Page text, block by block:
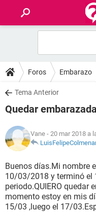
FOROS
SALUD
FAMILIA
NUTRICIÓN
BIENESTAR
SEXUALIDAD
Foros Embarazo
Tema Anterior
Quedar embarazada
Vane - 20 mar 2018 a
Buenos días.Mi nombre
10/03/2018 y terminó el
periodo.QUIERO quedar
momento estoy en mis
15/03 ,luego el 17/